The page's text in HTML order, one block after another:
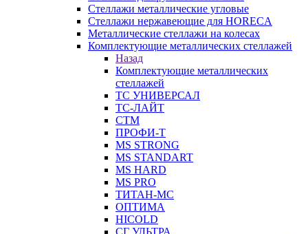
Стеллажи металлические угловые
Стеллажи нержавеющие для HORECA
Металлические стеллажи на колесах
Комплектующие металлических стеллажей
Назад
Комплектующие металлических
стеллажей
ТС УНИВЕРСАЛ
ТС-ЛАЙТ
СТМ
ПРОФИ-Т
MS STRONG
MS STANDART
MS HARD
MS PRO
ТИТАН-МС
ОПТИМА
HICOLD
СГ УЛЬТРА